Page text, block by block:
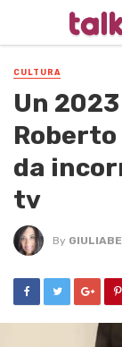
CULTURA
Un
da
tv
By